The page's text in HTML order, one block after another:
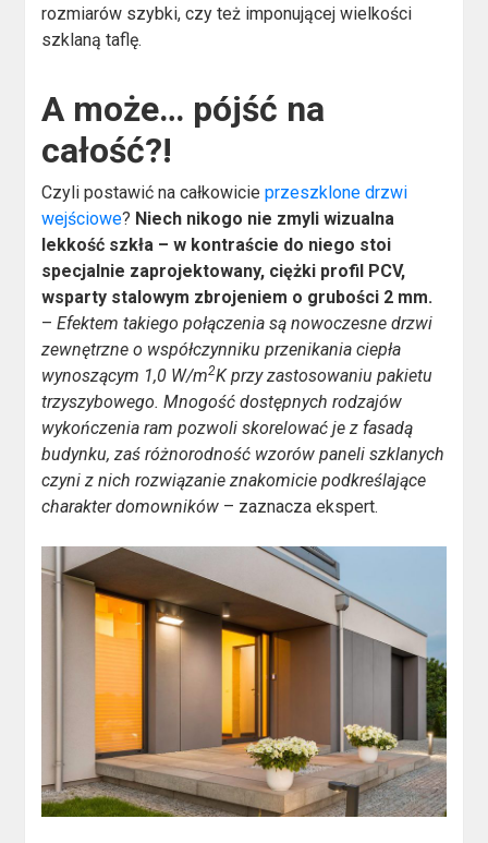
rozmiarów szybki, czy też imponującej wielkości
szklaną taflę.
A może… pójść na
całość?!
Czyli postawić na całkowicieprzeszklone drzwi
wejściowe? Niech nikogo nie zmyli wizualna
lekkość szkła – w kontraście do niego stoi
specjalnie zaprojektowany, ciężki profil PCV,
wsparty stalowym zbrojeniem o grubości 2 mm.
–Efektem takiego połączenia są nowoczesne drzwi
zewnętrzne o współczynniku przenikania ciepła
wynoszącym 1,0 W/m2K przy zastosowaniu pakietu
trzyszybowego. Mnogość dostępnych rodzajów
wykończenia ram pozwoli skorelować je z fasadą
budynku, zaś różnorodność wzorów paneli szklanych
czyni z nich rozwiązanie znakomicie podkreślające
charakter domowników – zaznacza ekspert.